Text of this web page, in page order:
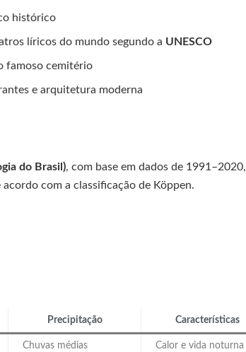
histórico
líricos do mundo segundo a UNESCO
famoso cemitério
e arquitetura moderna
do Brasil), com base em dados de 1991–2020,
acordo com a classificação de Köppen.
Precipitação Características
Chuvas médias
Calor e vida noturna